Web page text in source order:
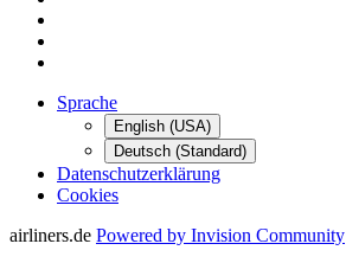
Sprache
English (USA)
Deutsch (Standard)
Datenschutzerklärung
Cookies
airliners.de Powered by Invision Community